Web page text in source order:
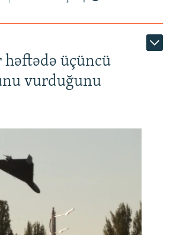
həftədə üçüncü
vurduğunu